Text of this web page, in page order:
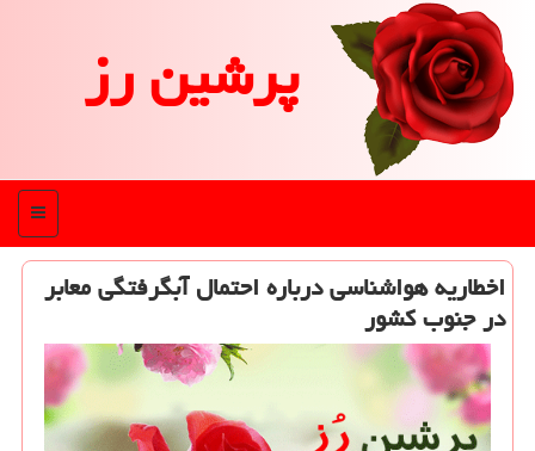
پرشین رز
منو
اخطاریه هواشناسی درباره احتمال آبگرفتگی معابر
در جنوب كشور